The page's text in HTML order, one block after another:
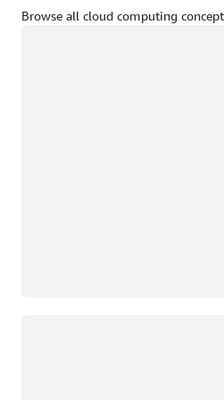
Browse all cloud computing